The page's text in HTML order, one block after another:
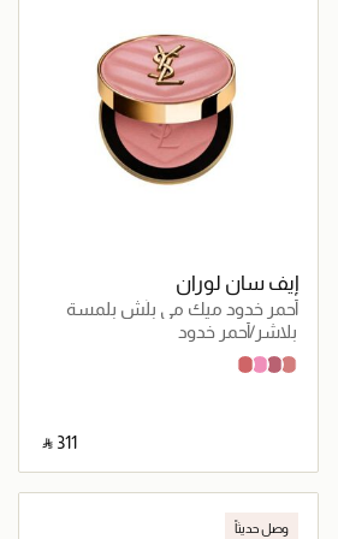
إيف سان لوران
أحمر خدود ميك مي بلَش بلمسة
ضبابية عريضة
بلاشر/أحمر خدود
06 Rose Haze
44 Nude Lavallière
42 Babydoll Pink
37 Peachy Nude
‎ ⃁ ⁦311⁩ ‎
جاري تحميل التفاصيل
وصل حديثاً